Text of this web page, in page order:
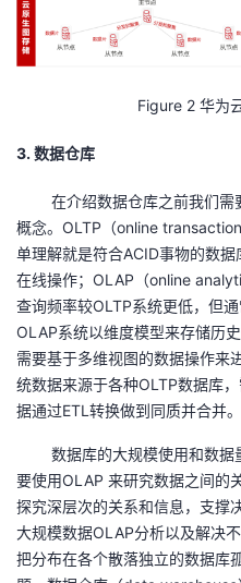
Figure 2 华为
3. 数据仓库
在介绍数据仓库之前我们需
概念。 OLTP （online
单理解就是符合ACID事物的数据
在线操作； OLAP （online
查询频率较OLTP系统更低，但
OLAP系统以维度模型来存储历
需要基于多维视图的数据操作来
统数据来源于各种OLTP数据库
据通过ETL 转换做到同质并合并。
数据库的大规模使用和数据
要使用OLAP 来研究数据之间的
探究深层次的关系和信息，支撑
大规模数据OLAP分析以及解决
把分布在各个散落独立的数据库